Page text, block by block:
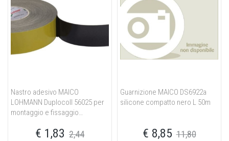
Nastro adesivo MAICO
LOHMANN Duplocoll 56025 per
montaggio e fissaggio
€ 1,83 2,44
Guarnizione MAICO DS6922a
silicone compatto nero L 50m
€ 8,85 11,80